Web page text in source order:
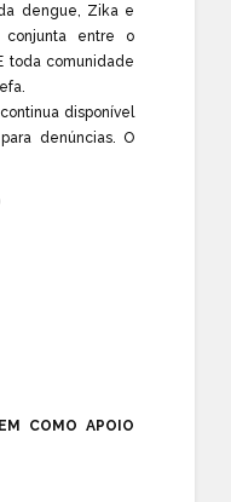
dengue, Zika e
conjunta entre o
toda comunidade
disponível
denúncias. O
COMO APOIO